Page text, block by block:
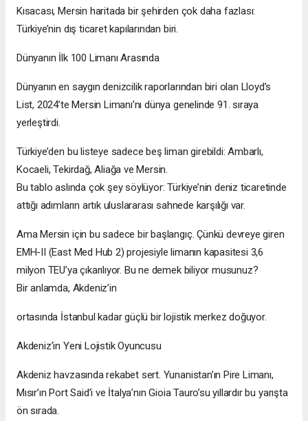
Kısacası, Mersin haritada bir şehirden çok daha fazlası:
Türkiye’nin dış ticaret kapılarından biri.
Dünyanın İlk 100 Limanı Arasında
Dünyanın en saygın denizcilik raporlarından biri olan Lloyd’s
List, 2024’te Mersin Limanı’nı dünya genelinde 91. sıraya
yerleştirdi.
Türkiye’den bu listeye sadece beş liman girebildi: Ambarlı,
Kocaeli, Tekirdağ, Aliağa ve Mersin.
Bu tablo aslında çok şey söylüyor: Türkiye’nin deniz ticaretinde
attığı adımların artık uluslararası sahnede karşılığı var.
Ama Mersin için bu sadece bir başlangıç. Çünkü devreye giren
EMH-II (East Med Hub 2) projesiyle limanın kapasitesi 3,6
milyon TEU’ya çıkarılıyor. Bu ne demek biliyor musunuz?
Bir anlamda, Akdeniz’in
ortasında İstanbul kadar güçlü bir lojistik merkez doğuyor.
Akdeniz’in Yeni Lojistik Oyuncusu
Akdeniz havzasında rekabet sert. Yunanistan’ın Pire Limanı,
Mısır’ın Port Said’i ve İtalya’nın Gioia Tauro’su yıllardır bu yarışta
ön sırada.